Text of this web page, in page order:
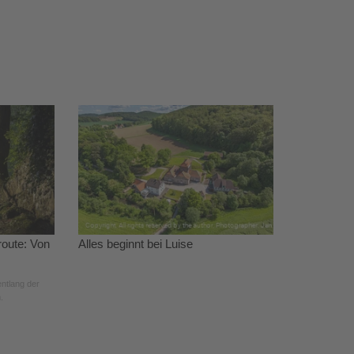
Von
der
Alles beginnt bei Luise